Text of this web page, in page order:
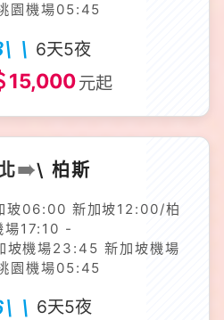
園機場05:45
\ 6天5夜
15,000元起
➠\ 柏斯
玻06:00 新加坡12:00/柏
場17:10 -
坡機場23:45 新加坡機場
園機場05:45
\ 6天5夜